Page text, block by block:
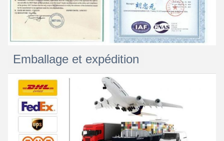
Emballage et expédition